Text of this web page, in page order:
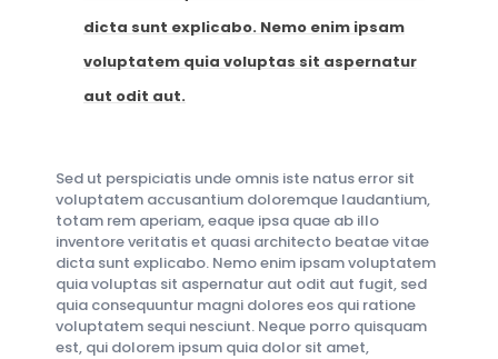
dicta sunt explicabo. Nemo enim ipsam
voluptatem quia voluptas sit aspernatur
aut odit aut.
Sed ut perspiciatis unde omnis iste natus error sit
voluptatem accusantium doloremque laudantium,
totam rem aperiam, eaque ipsa quae ab illo
inventore veritatis et quasi architecto beatae vitae
dicta sunt explicabo. Nemo enim ipsam voluptatem
quia voluptas sit aspernatur aut odit aut fugit, sed
quia consequuntur magni dolores eos qui ratione
voluptatem sequi nesciunt. Neque porro quisquam
est, qui dolorem ipsum quia dolor sit amet,